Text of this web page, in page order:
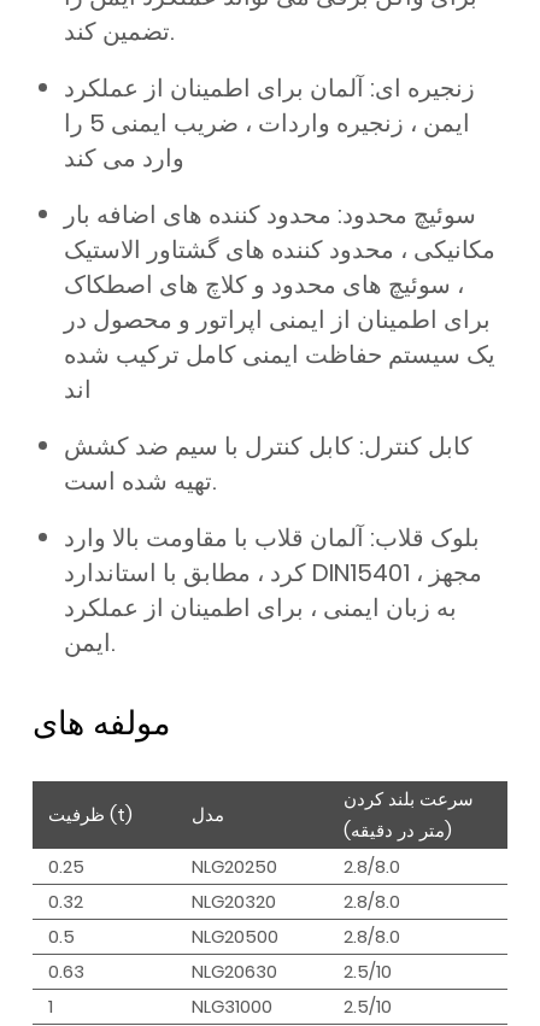
تضمین کند.
زنجیره ای: آلمان برای اطمینان از عملکرد
ایمن ، زنجیره واردات ، ضریب ایمنی 5 را
وارد می کند
سوئیچ محدود: محدود کننده های اضافه بار
مکانیکی ، محدود کننده های گشتاور الاستیک
، سوئیچ های محدود و کلاچ های اصطکاک
برای اطمینان از ایمنی اپراتور و محصول در
یک سیستم حفاظت ایمنی کامل ترکیب شده
اند
کابل کنترل: کابل کنترل با سیم ضد کشش
تهیه شده است.
بلوک قلاب: آلمان قلاب با مقاومت بالا وارد
کرد ، مطابق با استاندارد DIN15401 ، مجهز
به زبان ایمنی ، برای اطمینان از عملکرد
ایمن.
مولفه های
ظرفیت (t) مدل
سرعت بلند کردن
(متر در دقیقه)
0.25
NLG20250
2.8/8.0
0.32
NLG20320
2.8/8.0
0.5
NLG20500
2.8/8.0
0.63
NLG20630
2.5/10
1
NLG31000
2.5/10